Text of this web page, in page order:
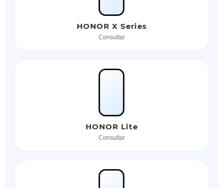
HONOR X Series
Consultar
HONOR Lite
Consultar